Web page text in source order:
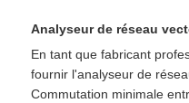
Analyseur de réseau
En tant que fabricant
fournir l'analyseur de
Commutation minimale